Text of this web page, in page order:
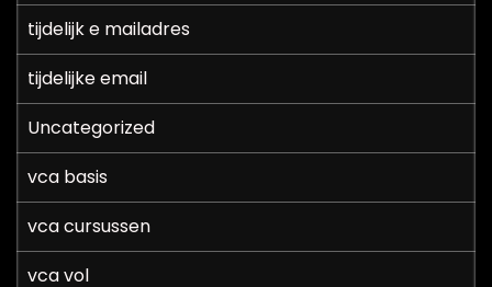
tijdelijk e mailadres
tijdelijke email
Uncategorized
vca basis
vca cursussen
vca vol